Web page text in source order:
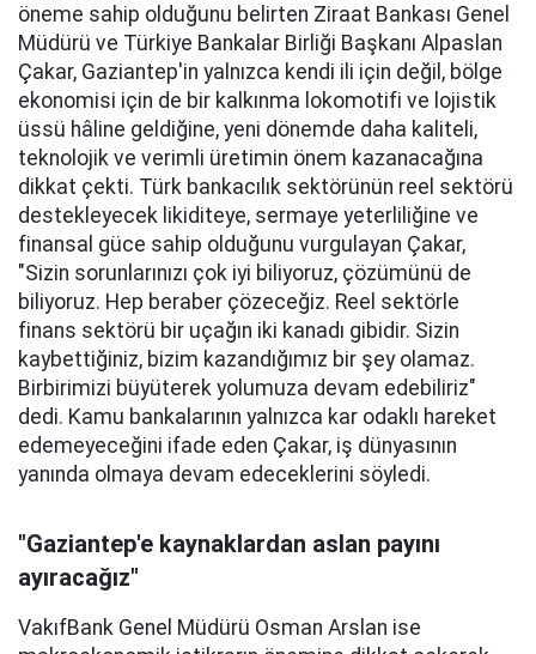
öneme sahip olduğunu belirten Ziraat Bankası Genel
Müdürü ve Türkiye Bankalar Birliği Başkanı Alpaslan
Çakar, Gaziantep'in yalnızca kendi ili için değil, bölge
ekonomisi için de bir kalkınma lokomotifi ve lojistik
üssü hâline geldiğine, yeni dönemde daha kaliteli,
teknolojik ve verimli üretimin önem kazanacağına
dikkat çekti. Türk bankacılık sektörünün reel sektörü
destekleyecek likiditeye, sermaye yeterliliğine ve
finansal güce sahip olduğunu vurgulayan Çakar,
"Sizin sorunlarınızı çok iyi biliyoruz, çözümünü de
biliyoruz. Hep beraber çözeceğiz. Reel sektörle
finans sektörü bir uçağın iki kanadı gibidir. Sizin
kaybettiğiniz, bizim kazandığımız bir şey olamaz.
Birbirimizi büyüterek yolumuza devam edebiliriz"
dedi. Kamu bankalarının yalnızca kar odaklı hareket
edemeyeceğini ifade eden Çakar, iş dünyasının
yanında olmaya devam edeceklerini söyledi.
"Gaziantep'e kaynaklardan aslan payını
ayıracağız"
VakıfBank Genel Müdürü Osman Arslan ise